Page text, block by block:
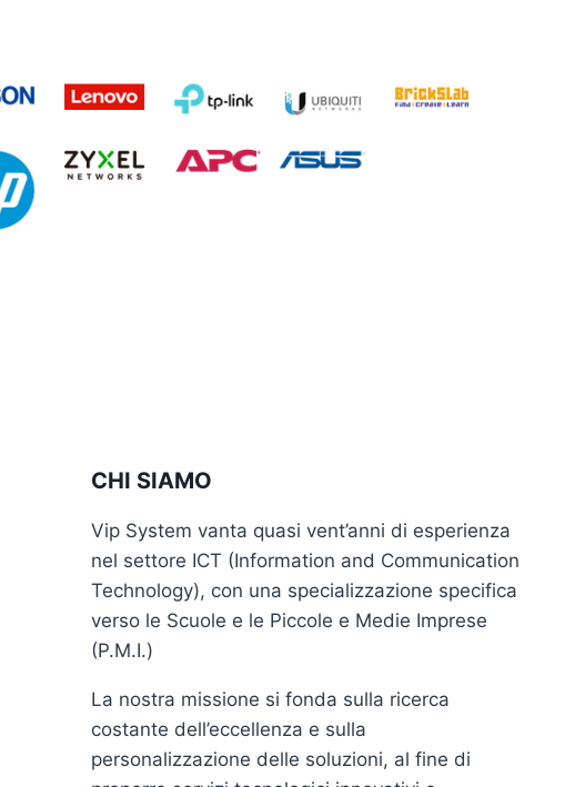
CHI SIAMO
Vip System vanta quasi vent’anni di esperienza
nel settore ICT (Information and Communication
Technology), con una specializzazione specifica
verso le Scuole e le Piccole e Medie Imprese
(P.M.I.)
La nostra missione si fonda sulla ricerca
costante dell’eccellenza e sulla
personalizzazione delle soluzioni, al fine di